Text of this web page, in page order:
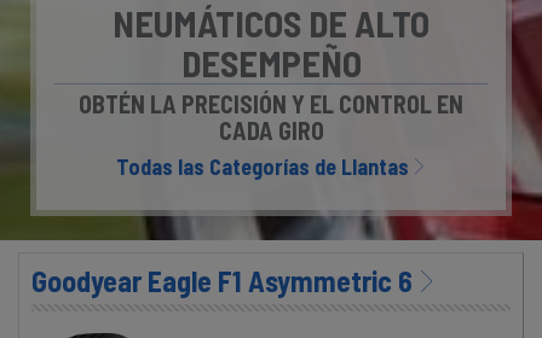
NEUMÁTICOS DE ALTO
DESEMPEÑO
OBTÉN LA PRECISIÓN Y EL CONTROL EN
CADA GIRO
Todas las Categorías de Llantas
Goodyear Eagle F1 Asymmetric 6